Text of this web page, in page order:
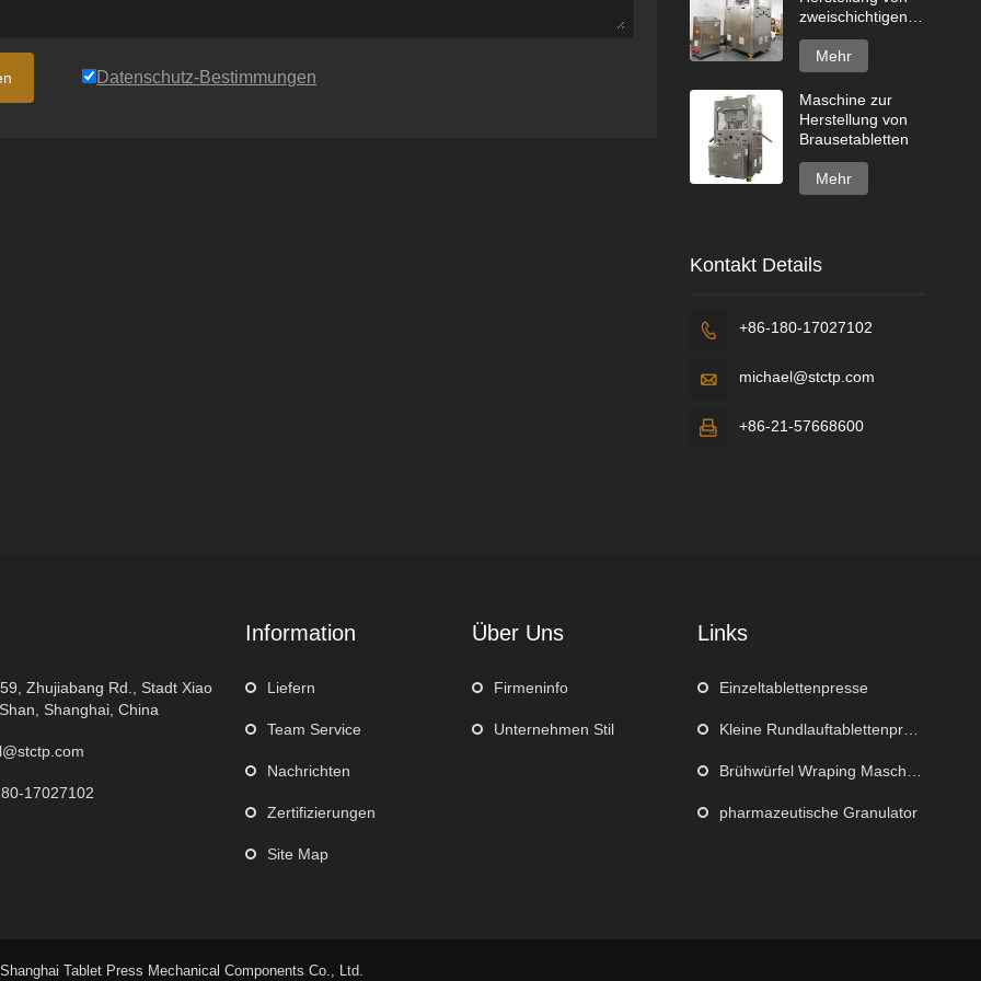
Datenschutz-Bestimmungen
zweischichtigen
Spülmaschinentabs
Mehr
Maschine zur
Herstellung von
Brausetabletten
Mehr
Kontakt Details
 +86-180-17027102
 michael@stctp.com
 +86-21-57668600
Zhujiabang Rd., Stadt Xiao
Shanghai, China
17027102
Information
Liefern
Team Service
Nachrichten
Zertifizierungen
Site Map
Über Uns
Firmeninfo
Unternehmen Stil
Links
Einzeltablettenpresse
Kleine Rundlauftablettenpresse
Brühwürfel Wraping Maschine
pharmazeutische Granulator
Tablet Press Mechanical Components Co., Ltd.